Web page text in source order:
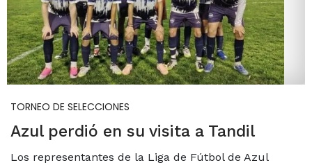
TORNEO DE SELECCIONES
Azul perdió en su visita a Tandil
Los representantes de la Liga de Fútbol de Azul